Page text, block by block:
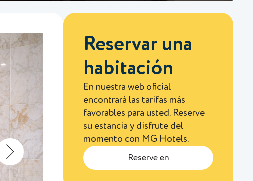
Reservar una
habitación
En nuestra web oficial
encontrará las tarifas más
favorables para usted. Reserve
su estancia y disfrute del
momento con MG Hotels.
Reserve en